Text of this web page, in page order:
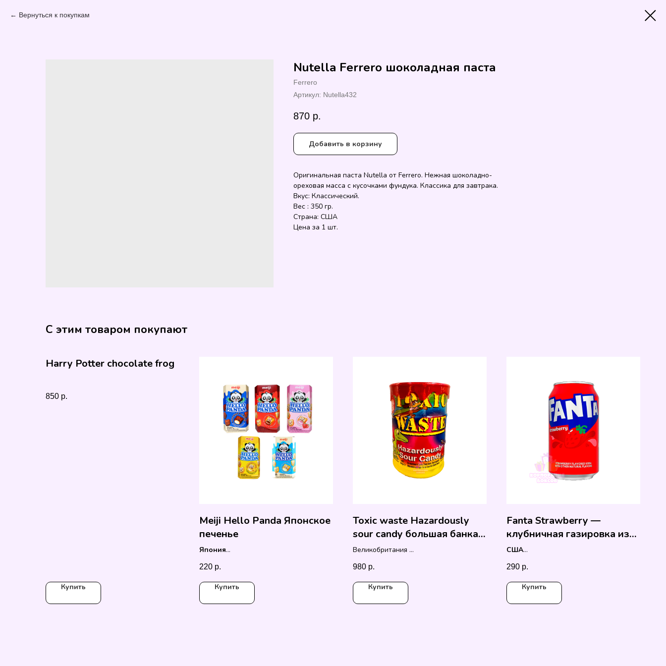
Вернуться к покупкам
Nutella Ferrero шоколадная паста
Ferrero
Артикул: Nutella432
870 р.
Добавить в корзину
Оригинальная паста Nutella от Ferrero. Нежная шоколадно-
ореховая масса с кусочками фундука. Классика для завтрака.
Вкус: Классический.
Вес : 350 гр.
Страна: США
Цена за 1 шт.
С этим товаром покупают
Harry Potter chocolate frog
850 р.
Купить
Meiji Hello Panda Японское
печенье
Япония
220 р.
Купить
Toxic waste Hazardously
sour candy большая банка
кислых конфет
Великобритания
980 р.
Купить
Fanta Strawberry —
клубничная газировка из
США
США
290 р.
Купить